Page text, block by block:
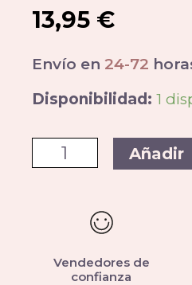
13,95 €
Envío en 24-72
Disponibilidad: 1
Añadir
Vendedores de
confianza